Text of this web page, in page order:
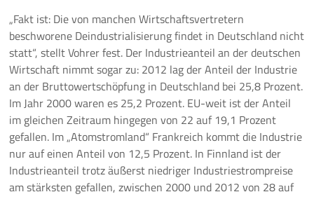
„Fakt ist: Die von manchen Wirtschaftsvertretern
beschworene Deindustrialisierung findet in Deutschland nicht
statt“, stellt Vohrer fest. Der Industrieanteil an der deutschen
Wirtschaft nimmt sogar zu: 2012 lag der Anteil der Industrie
an der Bruttowertschöpfung in Deutschland bei 25,8 Prozent.
Im Jahr 2000 waren es 25,2 Prozent. EU-weit ist der Anteil
im gleichen Zeitraum hingegen von 22 auf 19,1 Prozent
gefallen. Im „Atomstromland“ Frankreich kommt die Industrie
nur auf einen Anteil von 12,5 Prozent. In Finnland ist der
Industrieanteil trotz äußerst niedriger Industriestrompreise
am stärksten gefallen, zwischen 2000 und 2012 von 28 auf